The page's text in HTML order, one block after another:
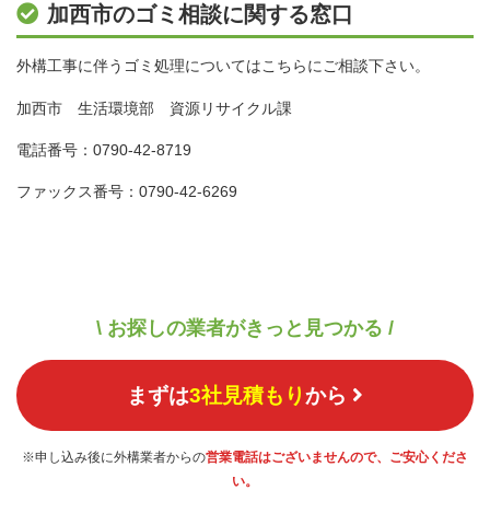
加西市のゴミ相談に関する窓口
外構工事に伴うゴミ処理についてはこちらにご相談下さい。
加西市 生活環境部 資源リサイクル課
電話番号：0790-42-8719
ファックス番号：0790-42-6269
\ お探しの業者がきっと見つかる /
まずは3社見積もりから
※申し込み後に外構業者からの営業電話はございませんので、ご安心くださ
い。